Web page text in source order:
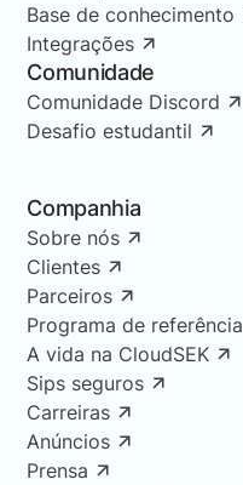
Base de conhecimento
Integrações
Comunidade
Comunidade Discord
Desafio estudantil
Companhia
Sobre nós
Clientes
Parceiros
Programa de referência
A vida na CloudSEK
Sips seguros
Carreiras
Anúncios
Prensa